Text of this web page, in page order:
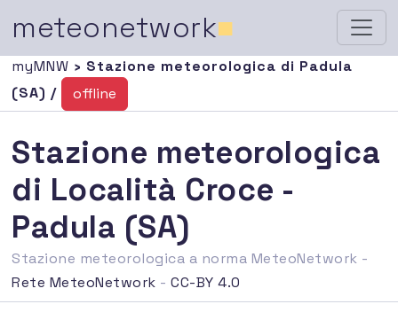
meteonetwork■
myMNW › Stazione meteorologica di Padula
(SA) /
offline
Stazione meteorologica
di Località Croce -
Padula (SA)
Stazione meteorologica a norma MeteoNetwork -
Rete MeteoNetwork -CC-BY 4.0